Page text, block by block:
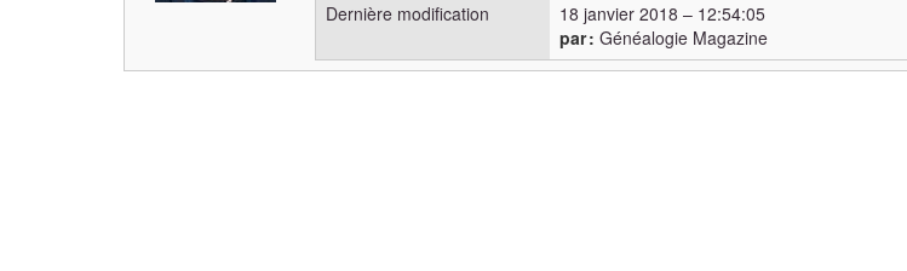
Dernière modification
18 janvier 2018 – 12:54:05
par : Généalogie Magazine